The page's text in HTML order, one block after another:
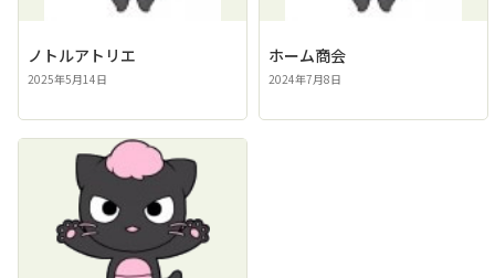
ノトルアトリエ
2025年5月14日
ホーム商会
2024年7月8日